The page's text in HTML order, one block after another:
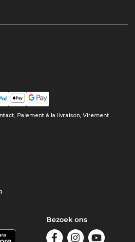
Paiement à la livraison, Virement
Bezoek ons